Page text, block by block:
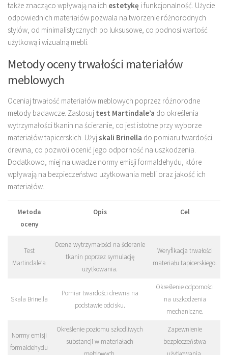
także znacząco wpływają na ich estetykę i funkcjonalność. Użycie
odpowiednich materiałów pozwala na tworzenie różnorodnych
stylów, od minimalistycznych po luksusowe, co podnosi wartość
użytkową i wizualną mebli.
Metody oceny trwałości materiałów
meblowych
Oceniaj trwałość materiałów meblowych poprzez różnorodne
metody badawcze. Zastosuj test Martindale’a do określenia
wytrzymałości tkanin na ścieranie, co jest istotne przy wyborze
materiałów tapicerskich. Użyjskali Brinella do pomiaru twardości
drewna, co pozwoli ocenić jego odporność na uszkodzenia.
Dodatkowo, miej na uwadze normy emisji formaldehydu, które
wpływają na bezpieczeństwo użytkowania mebli oraz jakość ich
materiałów.
Metoda
oceny
Opis Cel
Test
Martindale’a
Ocena wytrzymałości na ścieranie
tkanin poprzez symulację
użytkowania.
Weryfikacja trwałości
materiału tapicerskiego.
Skala Brinella
Pomiar twardości drewna na
podstawie odcisku.
Określenie odporności
na uszkodzenia
mechaniczne.
Normy emisji
formaldehydu
Określenie poziomu szkodliwych
substancji w materiałach
Zapewnienie
bezpieczeństwa